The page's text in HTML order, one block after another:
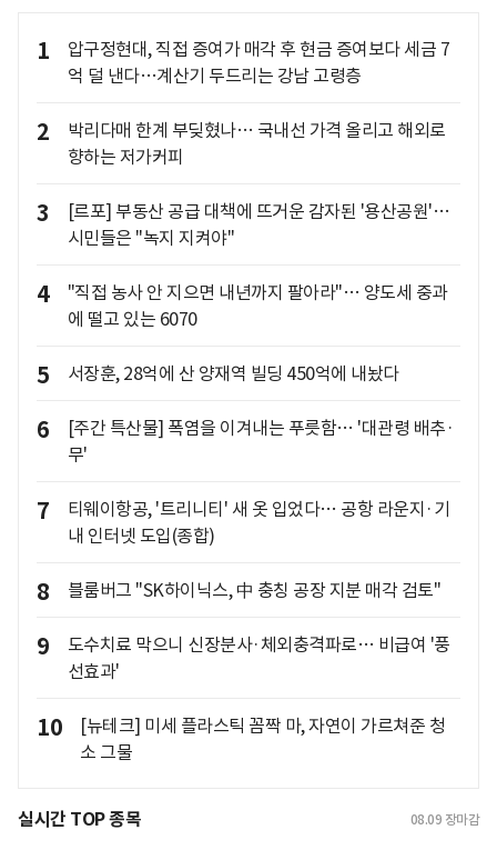
1
압구정현대, 직접 증여가 매각 후 현금 증여보다 세금 7
억 덜 낸다…계산기 두드리는 강남 고령층
2
박리다매 한계 부딪혔나… 국내선 가격 올리고 해외로
향하는 저가커피
3
[르포] 부동산 공급 대책에 뜨거운 감자된 '용산공원'…
시민들은 "녹지 지켜야"
4
"직접 농사 안 지으면 내년까지 팔아라"… 양도세 중과
에 떨고 있는 6070
5 서장훈, 28억에 산 양재역 빌딩 450억에 내놨다
6
[주간 특산물] 폭염을 이겨내는 푸릇함… '대관령 배추·
무'
7
티웨이항공, '트리니티' 새 옷 입었다… 공항 라운지·기
내 인터넷 도입(종합)
8 블룸버그 "SK하이닉스, 中 충칭 공장 지분 매각 검토"
9
도수치료 막으니 신장분사·체외충격파로… 비급여 '풍
선효과'
10
[뉴테크] 미세 플라스틱 꼼짝 마, 자연이 가르쳐준 청
소 그물
실시간 TOP 종목 08.09 장마감